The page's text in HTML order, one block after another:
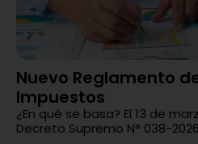
Nuevo Reglamento
Impuestos
¿En qué se basa? El 13 de
Decreto Supremo N° 038-